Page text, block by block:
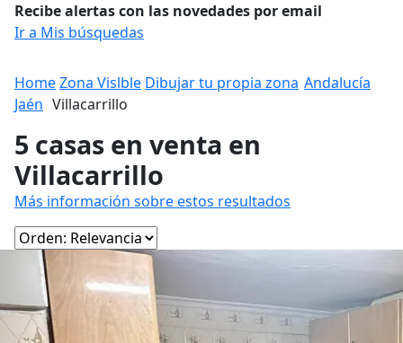
Recibe alertas con las novedades por email
Ir a Mis búsquedas
HomeZona Vislble Dibujar tu propia zona Andalucía
Jaén Villacarrillo
5 casas en venta en
Villacarrillo
Más información sobre estos resultados